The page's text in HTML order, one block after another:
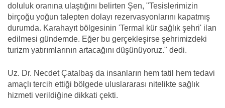
doluluk oranına ulaştığını belirten Şen, "Tesislerimizin
birçoğu yoğun talepten dolayı rezervasyonlarını kapatmış
durumda. Karahayıt bölgesinin 'Termal kür sağlık şehri' ilan
edilmesi gündemde. Eğer bu gerçekleşirse şehrimizdeki
turizm yatırımlarının artacağını düşünüyoruz." dedi.
Uz. Dr. Necdet Çatalbaş da insanların hem tatil hem tedavi
amaçlı tercih ettiği bölgede uluslararası nitelikte sağlık
hizmeti verildiğine dikkati çekti.